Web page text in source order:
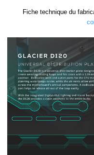
Fiche technique du